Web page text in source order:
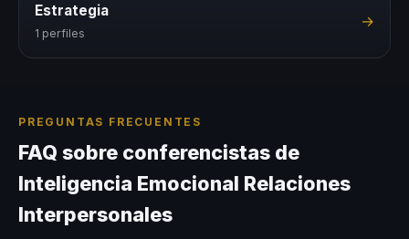
Estrategia
1 perfiles
→
PREGUNTAS FRECUENTES
FAQ sobre conferencistas de
Inteligencia Emocional Relaciones
Interpersonales